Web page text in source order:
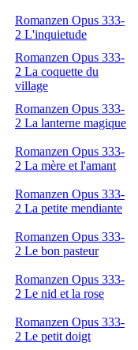
Romanzen Opus 333-
2 L'inquietude
Romanzen Opus 333-
2 La coquette du
village
Romanzen Opus 333-
2 La lanterne magique
Romanzen Opus 333-
2 La mère et l'amant
Romanzen Opus 333-
2 La petite mendiante
Romanzen Opus 333-
2 Le bon pasteur
Romanzen Opus 333-
2 Le nid et la rose
Romanzen Opus 333-
2 Le petit doigt